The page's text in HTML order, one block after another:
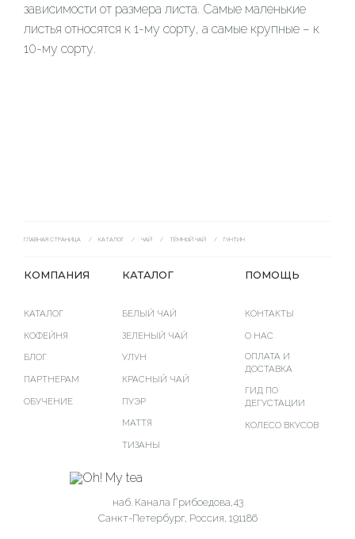
зависимости от размера листа. Самые маленькие
листья относятся к 1-му сорту, а самые крупные – к
10-му сорту.
ГЛАВНАЯ СТРАНИЦА / КАТАЛОГ / ЧАЙ / ТЁМНЫЙ ЧАЙ / ГУНТИН
КОМПАНИЯ
КАТАЛОГ
КОФЕЙНЯ
БЛОГ
ПАРТНЕРАМ
ОБУЧЕНИЕ
КАТАЛОГ
БЕЛЫЙ ЧАЙ
ЗЕЛЕНЫЙ ЧАЙ
УЛУН
КРАСНЫЙ ЧАЙ
ПУЭР
МАТТЯ
ТИЗАНЫ
ПОМОЩЬ
КОНТАКТЫ
O НАС
ОПЛАТА И
ДОСТАВКА
ГИД ПО
ДЕГУСТАЦИИ
КОЛЕСО ВКУСОВ
наб. Канала Грибоедова,43
Санкт-Петербург, Россия, 191186